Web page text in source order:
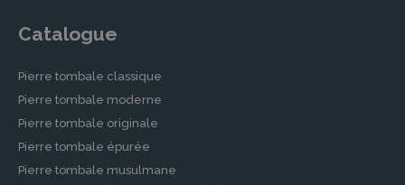
Catalogue
Pierre tombale classique
Pierre tombale moderne
Pierre tombale originale
Pierre tombale épurée
Pierre tombale musulmane